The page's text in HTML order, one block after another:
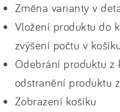
Změna varianty v
Vložení produktu do
zvýšení počtu v
Odebrání produktu z
odstranění produktu
Zobrazení košíku